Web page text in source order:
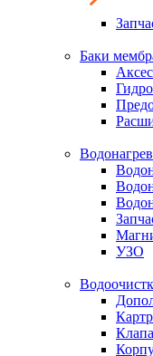
Баки
УЗО